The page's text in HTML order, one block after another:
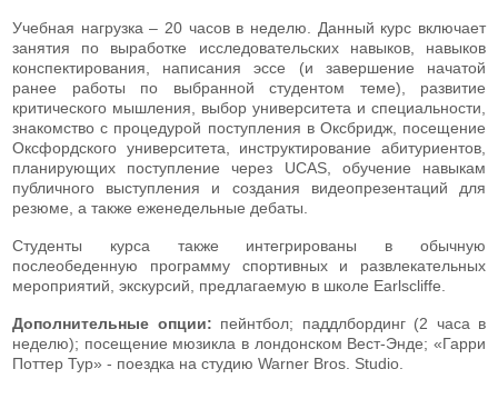
Учебная нагрузка – 20 часов в неделю. Данный курс включает
занятия по выработке исследовательских навыков, навыков
конспектирования, написания эссе (и завершение начатой
ранее работы по выбранной студентом теме), развитие
критического мышления, выбор университета и специальности,
знакомство с процедурой поступления в Оксбридж, посещение
Оксфордского университета, инструктирование абитуриентов,
планирующих поступление через UCAS, обучение навыкам
публичного выступления и создания видеопрезентаций для
резюме, а также еженедельные дебаты.
Студенты курса также интегрированы в обычную
послеобеденную программу спортивных и развлекательных
мероприятий, экскурсий, предлагаемую в школе Earlscliffe.
Дополнительные опции: пейнтбол; паддлбординг (2 часа в
неделю); посещение мюзикла в лондонском Вест-Энде; «Гарри
Поттер Тур» - поездка на студию Warner Bros. Studio.